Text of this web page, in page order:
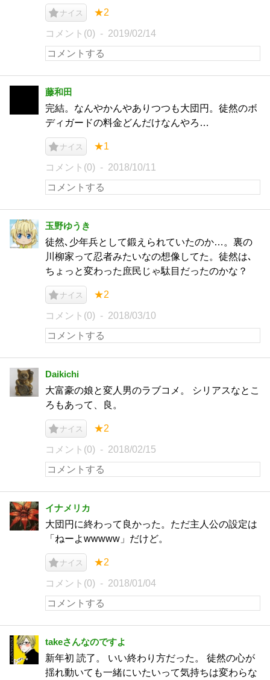
ナイス ★2
コメント(0) 2019/02/14
藤和田
完結。なんやかんやありつつも大団円。徒然のボ
ディガードの料金どんだけなんやろ…
ナイス ★1
コメント(0) 2018/10/11
玉野ゆうき
徒然､少年兵として鍛えられていたのか…。裏の
川柳家って忍者みたいなの想像してた。徒然は､
ちょっと変わった庶民じゃ駄目だったのかな？
ナイス ★2
コメント(0) 2018/03/10
Daikichi
大富豪の娘と変人男のラブコメ。 シリアスなとこ
ろもあって、良。
ナイス ★2
コメント(0) 2018/02/15
イナメリカ
大団円に終わって良かった。ただ主人公の設定は
「ねーよwwwww」だけど。
ナイス ★2
コメント(0) 2018/01/04
takeさんなのですよ
新年初 読了。 いい終わり方だった。 徒然の心が
揺れ動いても一緒にいたいって気持ちは変わらな